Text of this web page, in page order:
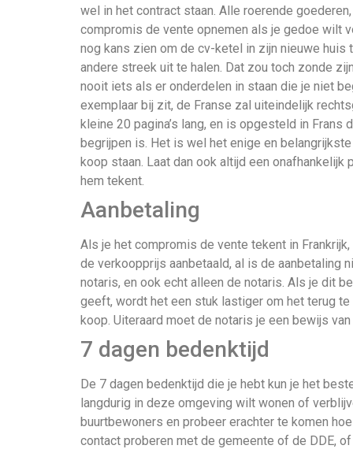
wel in het contract staan. Alle roerende
compromis de vente opnemen als je gedoe wilt
nog kans zien om de cv-ketel in zijn nieuwe
andere streek uit te halen. Dat zou toch zonde
nooit iets als er onderdelen in staan die je niet
exemplaar bij zit, de Franse zal uiteindelijk
kleine 20 pagina’s lang, en is opgesteld in
begrijpen is. Het is wel het enige en
koop staan. Laat dan ook altijd een
hem tekent.
Aanbetaling
Als je het compromis de vente tekent in
de verkoopprijs aanbetaald, al is de aanbetaling
notaris, en ook echt alleen de notaris. Als je dit
geeft, wordt het een stuk lastiger om het terug
koop. Uiteraard moet de notaris je een bewijs
7 dagen bedenktijd
De 7 dagen bedenktijd die je hebt kun je het
langdurig in deze omgeving wilt wonen of
buurtbewoners en probeer erachter te komen
contact proberen met de gemeente of de DDE,